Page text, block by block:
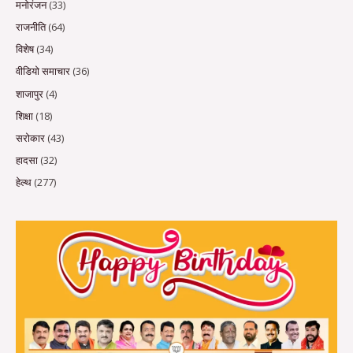
मनोरंजन(33)
राजनीति(64)
विशेष(34)
वीडियो समाचार (36)
शाजापुर (4)
शिक्षा (18)
सरोकार (43)
हादसा (32)
हेल्थ (277)